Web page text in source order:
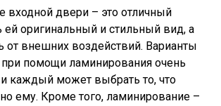
входной двери – это отличный
ей оригинальный и стильный вид, а
от внешних воздействий. Варианты
помощи ламинирования очень
каждый может выбрать то, что
ему. Кроме того, ламинирование –